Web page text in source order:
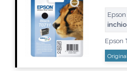
Epson